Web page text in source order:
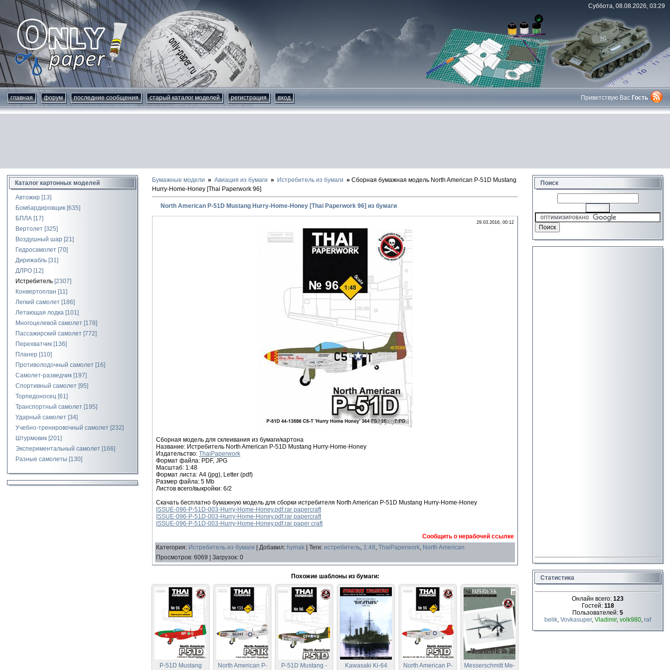
Суббота, 08.08.2026, 03:29
главная форум последние сообщения старый каталог моделей регистрация вход Приветствую Вас Гость
Каталог картонных моделей
Автожир [13]
Бомбардировщик [635]
БПЛА [17]
Вертолет [325]
Воздушный шар [21]
Гидросамолет [70]
Дирижабль [31]
ДЛРО [12]
Истребитель [2307]
Конвертоплан [11]
Легкий самолет [186]
Летающая лодка [101]
Многоцелевой самолет [178]
Пассажирский самолет [772]
Перехватчик [136]
Планер [110]
Противолодочный самолет [16]
Самолет-разведчик [197]
Спортивный самолет [95]
Торпедоносец [61]
Транспортный самолет [195]
Ударный самолет [34]
Учебно-тренировочный самолет [232]
Штурмовик [201]
Экспериментальный самолет [166]
Разные самолеты [130]
Бумажные модели Авиация из бумаги Истребитель из бумаги
Сборная бумажная модель North American P-51D Mustang
Hurry-Home-Honey [Thai Paperwork 96]
North American P-51D Mustang Hurry-Home-Honey [Thai Paperwork 96] из бумаги
29.03.2016, 00:12
Сборная модель для склеивания из бумаги/картона
Название: Истребитель North American P-51D Mustang Hurry-Home-Honey
Издательство: ThaiPaperwork
Формат файла: PDF, JPG
Масштаб: 1:48
Формат листа: А4 (jpg), Letter (pdf)
Размер файла: 5 Mb
Листов всего/выкройки: 6/2
Скачать бесплатно бумажную модель для сборки истребителя North American P-51D Mustang Hurry-Home-Honey
ISSUE-096-P-51D-003-Hurry-Home-Honey.pdf.rar papercraft
ISSUE-096-P-51D-003-Hurry-Home-Honey.pdf.rar papercraft
ISSUE-096-P-51D-003-Hurry-Home-Honey.pdf.rar paper craft
Сообщить о нерабочей ссылке
Категория: Истребитель из бумаги Добавил: hymak Теги: истребитель, 1:48, ThaiPaperwork, North American
Просмотров: 6069 Загрузок: 0
Похожие шаблоны из бумаги:
P-51D Mustang
North American P-
P-51D Mustang -
Kawasaki Ki-64
North American P-
Messerschmitt Me-
Поиск
Статистика
Онлайн всего: 123
Гостей: 118
Пользователей: 5
belik, Vovkasuper, Vladimir, volk980, raf